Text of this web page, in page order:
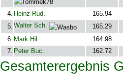
4. Heinz Rud. 165.94
5. Walter Sch. 165.29
6. Mark Hil. 164.98
7. Peter Buc. 162.72
Gesamterergebnis